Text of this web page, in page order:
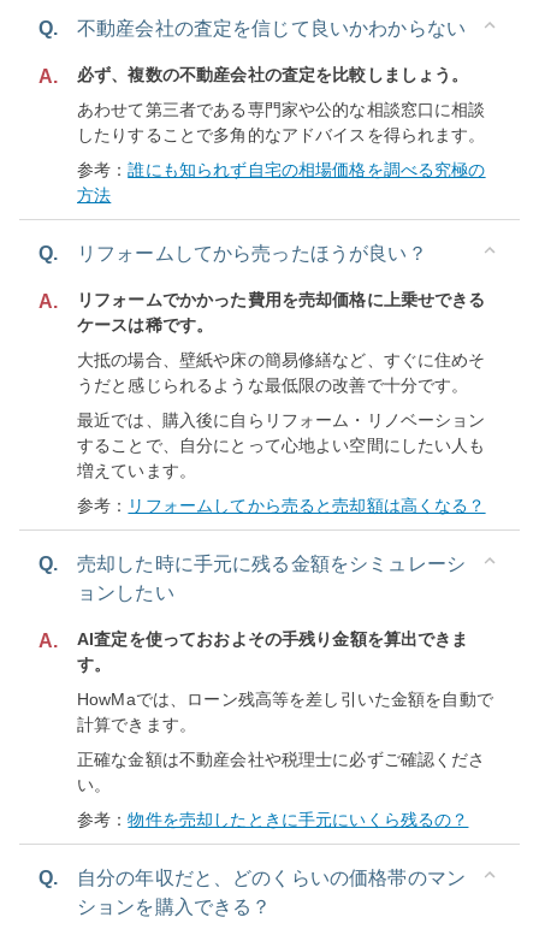
Q. 不動産会社の査定を信じて良いかわからない
A.
必ず、複数の不動産会社の査定を比較しましょう。
あわせて第三者である専門家や公的な相談窓口に相談
したりすることで多角的なアドバイスを得られます。
参考：誰にも知られず自宅の相場価格を調べる究極の
方法
Q. リフォームしてから売ったほうが良い？
A.
リフォームでかかった費用を売却価格に上乗せできる
ケースは稀です。
大抵の場合、壁紙や床の簡易修繕など、すぐに住めそ
うだと感じられるような最低限の改善で十分です。
最近では、購入後に自らリフォーム・リノベーション
することで、自分にとって心地よい空間にしたい人も
増えています。
参考： リフォームしてから売ると売却額は高くなる？
Q.
売却した時に手元に残る金額をシミュレーシ
ョンしたい
A.
AI査定を使っておおよその手残り金額を算出できま
す。
HowMaでは、ローン残高等を差し引いた金額を自動で
計算できます。
正確な金額は不動産会社や税理士に必ずご確認くださ
い。
参考：物件を売却したときに手元にいくら残るの？
Q.
自分の年収だと、どのくらいの価格帯のマン
ションを購入できる？